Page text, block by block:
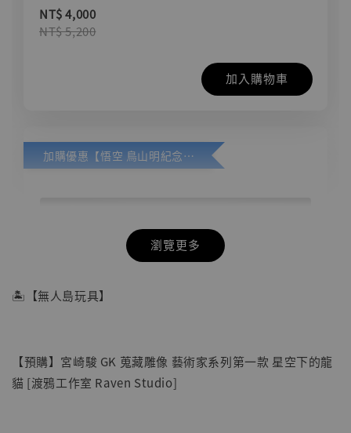
NT$ 4,000
NT$ 5,200
加入購物車
加購優惠【悟空 鳥山明紀念款 [奇蹟工作室]】
瀏覽更多
🏝【無人島玩具】
【預購】宮崎駿 GK 蒐藏雕像 藝術家系列第一款 星空下的龍
貓 [渡鴉工作室 Raven Studio]